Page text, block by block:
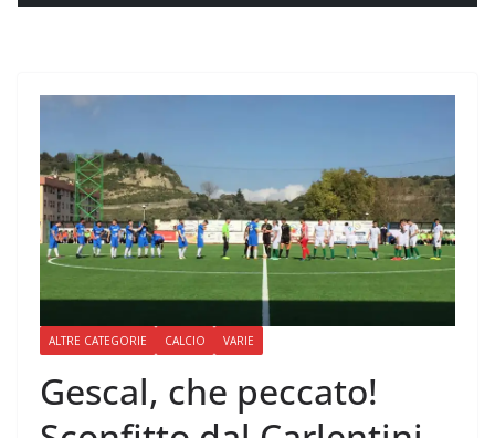
ALTRE CATEGORIE CALCIO VARIE
Gescal, che peccato!